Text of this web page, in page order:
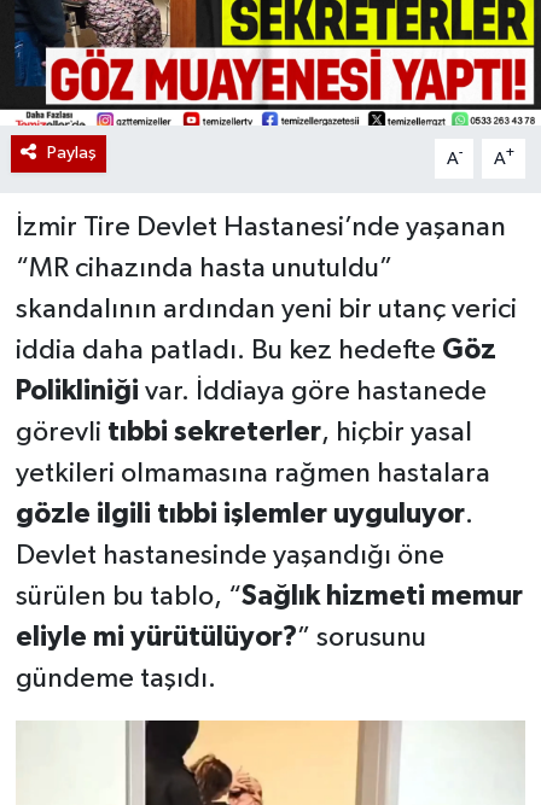
Paylaş A- A+
İzmir Tire Devlet Hastanesi’nde yaşanan
“MR cihazında hasta unutuldu”
skandalının ardından yeni bir utanç verici
iddia daha patladı. Bu kez hedefte Göz
Polikliniği var. İddiaya göre hastanede
görevli tıbbi sekreterler, hiçbir yasal
yetkileri olmamasına rağmen hastalara
gözle ilgili tıbbi işlemler uyguluyor.
Devlet hastanesinde yaşandığı öne
sürülen bu tablo, “Sağlık hizmeti memur
eliyle mi yürütülüyor?” sorusunu
gündeme taşıdı.